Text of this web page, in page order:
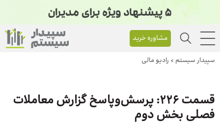
مشاوره خرید
سپیدار سیستم > رادیو مالی
قسمت 226: پرسش‌وپاسخ گزارش معاملات
فصلی بخش دوم